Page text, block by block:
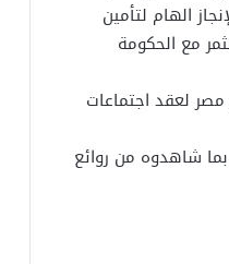
الهام لتأمين
مع الحكومة
مصر لعقد اجتماعات
شاهدوه من روائع